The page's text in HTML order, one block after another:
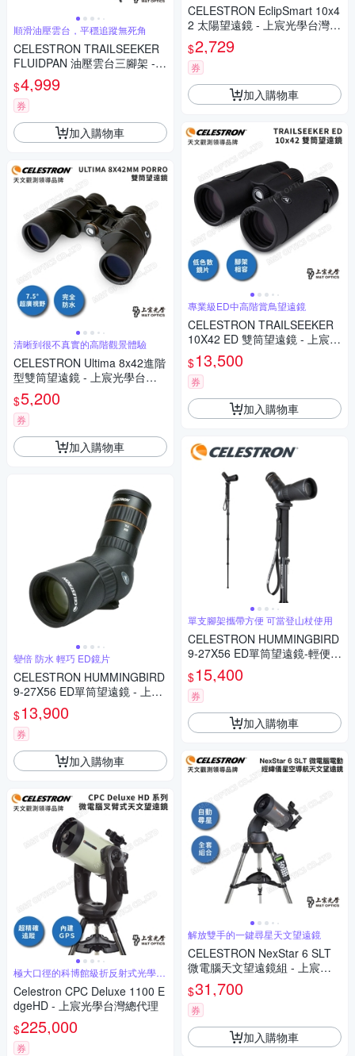
順滑油壓雲台，平穩追蹤無死角
CELESTRON TRAILSEEKER
FLUIDPAN 油壓雲台三腳架 -
上宸光學台灣總代理
$4,999
券
加入購物車
清晰到很不真實的高階觀景體驗
CELESTRON Ultima 8x42進階
型雙筒望遠鏡 - 上宸光學台灣
總代理
$5,200
券
加入購物車
變倍 防水 輕巧 ED鏡片
CELESTRON HUMMINGBIRD
9-27X56 ED單筒望遠鏡 - 上宸
光學台灣總代理
$13,900
券
加入購物車
極大口徑的科博館級折反射式光學系
統
Celestron CPC Deluxe 1100 E
dgeHD - 上宸光學台灣總代理
$225,000
券
CELESTRON EclipSmart 10x4
2 太陽望遠鏡 - 上宸光學台灣總
代理
$2,729
券
加入購物車
專業級ED中高階賞鳥望遠鏡
CELESTRON TRAILSEEKER
10X42 ED 雙筒望遠鏡 - 上宸光
學台灣總代理
$13,500
券
加入購物車
單支腳架攜帶方便 可當登山杖使用
CELESTRON HUMMINGBIRD
9-27X56 ED單筒望遠鏡-輕便腳
架組 - 上宸光學台灣總代理
$15,400
券
加入購物車
解放雙手的一鍵尋星天文望遠鏡
CELESTRON NexStar 6 SLT
微電腦天文望遠鏡組 - 上宸光
學台灣總代理
$31,700
券
加入購物車